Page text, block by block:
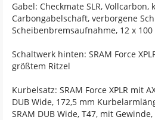
Gabel: Checkmate SLR, Vollcarbon,
Carbongabelschaft, verborgene
Scheibenbremsaufnahme, 12 x 100
Schaltwerk hinten: SRAM Force
größtem Ritzel
Kurbelsatz: SRAM Force XPLR mit
DUB Wide, 172,5 mm
SRAM DUB Wide, T47, mit